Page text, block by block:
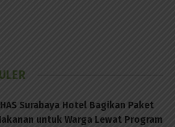
Surabaya Hotel Bagikan Paket
untuk Warga Lewat Program